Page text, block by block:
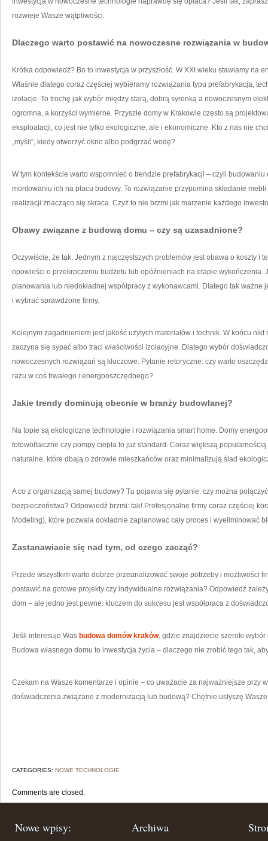
rozwieje Wasze wątpliwości.
Dlaczego warto postawić na nowoczesne rozwiązania w
Krótka odpowiedź? Bo to inwestycja w przyszłość. W XXI wieku stawiamy na
Właśnie dlatego coraz częściej wybieramy rozwiązania typu prefabrykacja,
izolacje. To trochę jak wybór między starą, dobrą syrenką a nowoczesnym
ogromna, a korzyści wymierne. Przyszłe domy w Krakowie często są
eksploatacji, co jest nie tylko ekologiczne, ale i ekonomiczne. Kto z nas nie
„myśli”, kiedy otworzyć okno albo podgrzać wodę?
W tym kontekście warto wspomnieć o trendzie prefabrykacji – czyli
montowaniu ich na placu budowy. To rozwiązanie przypomina składanie
realizacji znacząco się skraca. Czyż to nie brzmi jak marzenie każdego
Obawy związane z budową domu – czy są uzasadnione?
Oczywiście, że tak. Jednym z najczęstszych problemów jest obawa o koszty i
opowieści o przekroczeniu budżetu lub opóźnieniach na etapie wykończenia.
planowania lub niedokładnej współpracy z wykonawcami. Dlatego tak ważne
i wybrać sprawdzone firmy.
Kolejnym zagadnieniem jest jakość użytych materiałów i technik. W końcu
zaczyna się sypać albo traci właściwości izolacyjne. Dlatego wybór
nowoczesnych rozwiązań są kluczowe. Pytanie retoryczne: czy warto
razu w coś trwałego i energooszczędnego?
Jakie trendy dominują obecnie w branży budowlanej?
Na topie są ekologiczne technologie i rozwiązania smart home. Domy
fotowoltaiczne czy pompy ciepła to już standard. Coraz większą
naturalne, które dbają o zdrowie mieszkańców oraz minimalizują ślad
A co z organizacją samej budowy? Tu pojawia się pytanie: czy można
bezpieczeństwa? Odpowiedź brzmi: tak! Profesjonalne firmy coraz częściej
Modeling), które pozwala dokładnie zaplanować cały proces i wyeliminować
Zastanawiacie się nad tym, od czego zacząć?
Przede wszystkim warto dobrze przeanalizować swoje potrzeby i możliwości
postawić na gotowe projekty czy indywidualne rozwiązania? Odpowiedź
dom – ale jedno jest pewne: kluczem do sukcesu jest współpraca z
Jeśli interesuje Was budowa domów kraków, gdzie znajdziecie szeroki
Budowa własnego domu to inwestycja życia – dlaczego nie zrobić tego tak,
Czekam na Wasze komentarze i opinie – co uważacie za najważniejsze przy
doświadczenia związane z modernizacją lub budową? Chętnie usłyszę
CATEGORIES: NOWE TECHNOLOGIE
Comments are closed.
Nowe wpisy: Archiwa